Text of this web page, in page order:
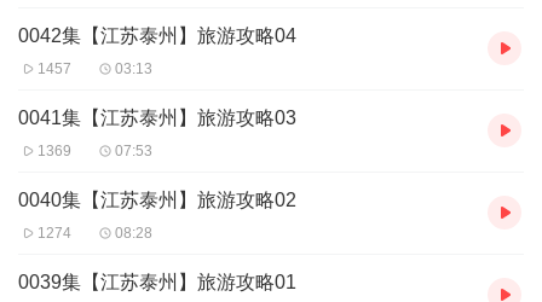
0042集【江苏泰州】旅游攻略04
1457 03:13
0041集【江苏泰州】旅游攻略03
1369 07:53
0040集【江苏泰州】旅游攻略02
1274 08:28
0039集【江苏泰州】旅游攻略01